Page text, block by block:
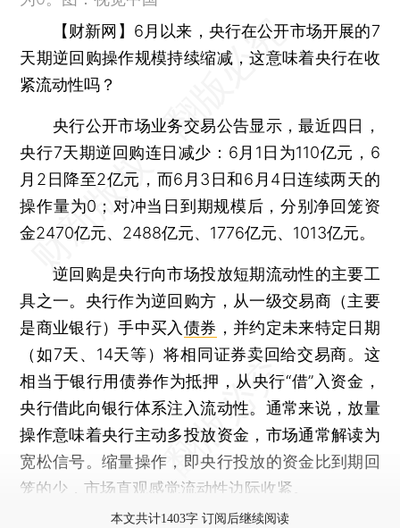
【财新网】 6月以来，央行在公开市场开展的7
天期逆回购操作规模持续缩减，这意味着央行在收
紧流动性吗？
央行公开市场业务交易公告显示，最近四日，
央行7天期逆回购连日减少：6月1日为110亿元，6
月2日降至2亿元，而6月3日和6月4日连续两天的
操作量为0；对冲当日到期规模后，分别净回笼资
金2470亿元、2488亿元、1776亿元、1013亿元。
逆回购是央行向市场投放短期流动性的主要工
具之一。央行作为逆回购方，从一级交易商（主要
是商业银行）手中买入 债券 ，并约定未来特定日期
（如7天、14天等）将相同证券卖回给交易商。这
相当于银行用债券作为抵押，从央行“借”入资金，
央行借此向银行体系注入流动性。通常来说，放量
操作意味着央行主动多投放资金，市场通常解读为
宽松信号。缩量操作，即央行投放的资金比到期回
笼的少，市场直观感觉流动性边际收紧。
本文共计1403字 订阅后继续阅读